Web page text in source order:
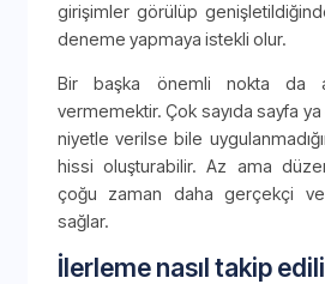
girişimler görülüp
deneme yapmaya istekli olur.
Bir başka önemli nokta da
vermemektir. Çok sayıda sayfa
niyetle verilse bile
hissi oluşturabilir. Az ama
çoğu zaman daha gerçekçi
sağlar.
İlerleme nasıl takip